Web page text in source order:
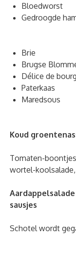
Bloedworst
Gedroogde
Brie
Brugse
Délice de
Paterkaas
Maredsous
Koud
Tomaten-
wortel-
sausjes
Schotel wordt